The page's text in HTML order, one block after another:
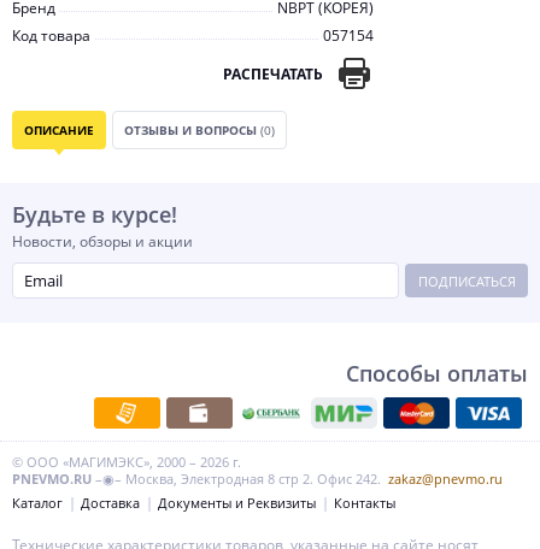
Бренд
NBPT (КОРЕЯ)
Код товара
057154
РАСПЕЧАТАТЬ
ОПИСАНИЕ ОТЗЫВЫ И ВОПРОСЫ (0)
Будьте в курсе!
Новости, обзоры и акции
ПОДПИСАТЬСЯ
Способы оплаты
© ООО «МАГИМЭКС», 2000 – 2026 г.
PNEVMO.RU –◉– Москва, Электродная 8 стр 2. Офис 242. zakaz@pnevmo.ru
Каталог
Доставка Документы и Реквизиты Контакты
Технические характеристики товаров, указанные на сайте носят